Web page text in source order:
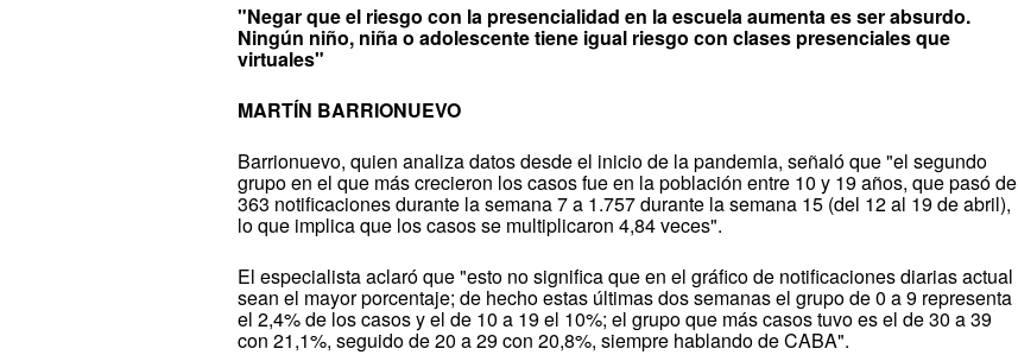
"Negar que el riesgo con la presencialidad en la escuela aumenta es ser absurdo.
Ningún niño, niña o adolescente tiene igual riesgo con clases presenciales que
virtuales"
MARTÍN BARRIONUEVO
Barrionuevo, quien analiza datos desde el inicio de la pandemia, señaló que "el segundo
grupo en el que más crecieron los casos fue en la población entre 10 y 19 años, que pasó de
363 notificaciones durante la semana 7 a 1.757 durante la semana 15 (del 12 al 19 de abril),
lo que implica que los casos se multiplicaron 4,84 veces".
El especialista aclaró que "esto no significa que en el gráfico de notificaciones diarias actual
sean el mayor porcentaje; de hecho estas últimas dos semanas el grupo de 0 a 9 representa
el 2,4% de los casos y el de 10 a 19 el 10%; el grupo que más casos tuvo es el de 30 a 39
con 21,1%, seguido de 20 a 29 con 20,8%, siempre hablando de CABA".